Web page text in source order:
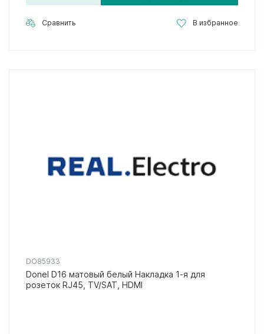
Сравнить В избранное
DO85933
Donel D16 матовый белый Накладка 1-я для
розеток RJ45, TV/SAT, HDMI